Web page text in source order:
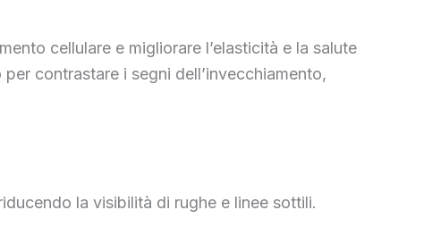
cellulare e migliorare l’elasticità e la salute
contrastare i segni dell’invecchiamento,
la visibilità di rughe e linee sottili.